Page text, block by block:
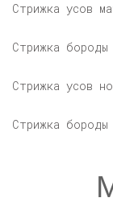
Стрижка усов
Стрижка бороды
Стрижка усов
Стрижка бороды